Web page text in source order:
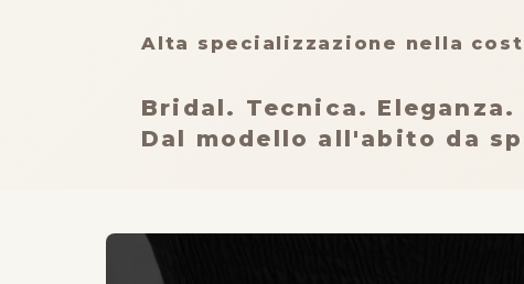
Alta specializzazione nella
Bridal. Tecnica. Eleganza.
Dal modello all'abito da